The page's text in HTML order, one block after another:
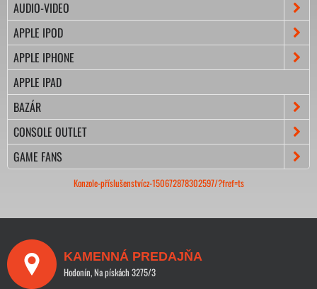
AUDIO-VIDEO
APPLE IPOD
APPLE IPHONE
APPLE IPAD
BAZÁR
CONSOLE OUTLET
GAME FANS
Konzole-příslušenstvícz-150672878302597/?fref=ts
KAMENNÁ PREDAJŇA
Hodonín, Na pískách 3275/3